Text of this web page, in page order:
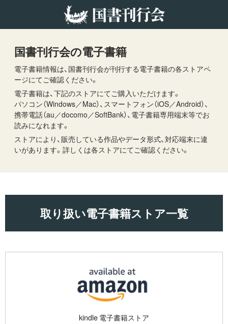
国書刊行会の電子書籍
電子書籍情報は、国書刊行会が刊行する電子書籍の各ストアペ
ージにてご確認ください。
電子書籍は、下記のストアにてご購入いただけます。
パソコン（Windows／Mac）、スマートフォン（iOS／Android）、
携帯電話（au／docomo／SoftBank）、電子書籍専用端末等でお
読みになれます。
ストアにより、販売している作品やデータ形式、対応端末に違
いがあります。詳しくは各ストアにてご確認ください。
取り扱い電子書籍ストア一覧
kindle 電子書籍ストア